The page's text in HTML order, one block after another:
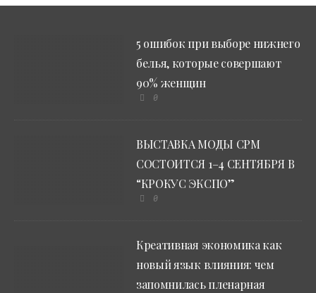
5 ошибок при выборе нижнего
белья, которые совершают
90% женщин
0
ВЫСТАВКА МОДЫ CPM
СОСТОИТСЯ 1–4 СЕНТЯБРЯ В
“КРОКУС ЭКСПО”
0
Креативная экономика как
новый язык влияния: чем
запомнилась пленарная